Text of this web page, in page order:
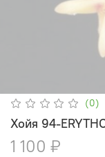
(0)
Хойя 94-
1 100 ₽